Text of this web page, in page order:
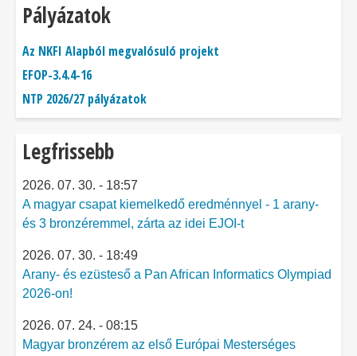
Pályázatok
Az NKFI Alapból megvalósuló projekt
EFOP-3.4.4-16
NTP 2026/27 pályázatok
Legfrissebb
2026. 07. 30. - 18:57
A magyar csapat kiemelkedő eredménnyel - 1 arany-
és 3 bronzéremmel, zárta az idei EJOI-t
2026. 07. 30. - 18:49
Arany- és ezüsteső a Pan African Informatics Olympiad
2026-on!
2026. 07. 24. - 08:15
Magyar bronzérem az első Európai Mesterséges